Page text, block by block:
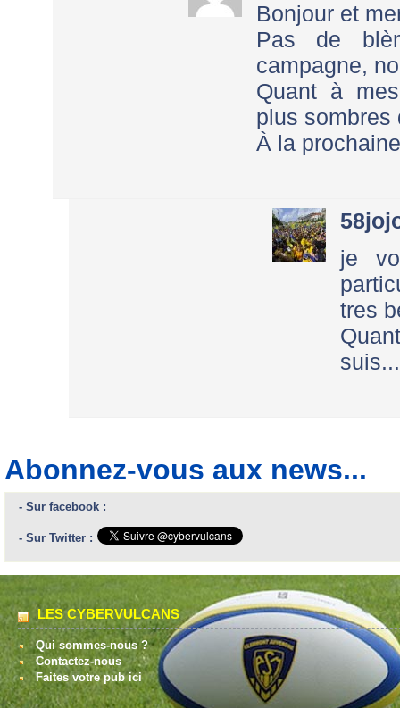
Bonjour et
Pas de
campagne,
Quant à
plus sombres
À la
je
tres
Abonnez-vous aux news...
- Sur facebook :
- Sur Twitter :
LES CYBERVULCANS
Qui sommes-nous ?
Contactez-nous
Faites votre pub ici